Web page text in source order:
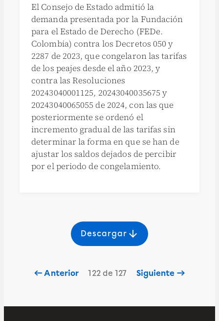
El Consejo de Estado admitió la
demanda presentada por la Fundación
para el Estado de Derecho (FEDe.
Colombia) contra los Decretos 050 y
2287 de 2023, que congelaron las tarifas
de los peajes desde el año 2023, y
contra las Resoluciones
20243040001125, 20243040035675 y
20243040065055 de 2024, con las que
posteriormente se ordenó el
incremento gradual de las tarifas sin
determinar la forma en que se han de
ajustar los saldos dejados de percibir
por el periodo de congelamiento.
Descargar arrow_downward
← Anterior 122 de 127 Siguiente →